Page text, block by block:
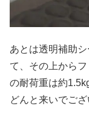
あとは透明補助
て、その上から
の耐荷重は約
どんと来いでござ